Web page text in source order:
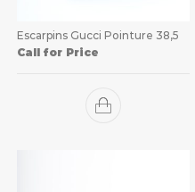
Escarpins Gucci Pointure 38,5
Call for Price